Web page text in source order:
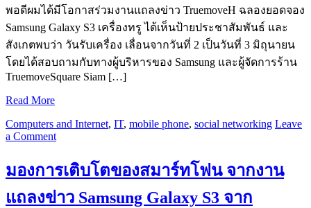
พอดีผมได้มีโอกาสร่วมงานแถลงข่าว TruemoveH ฉลองยอดจอง
Samsung Galaxy S3 เครื่องทรู ได้เห็นป้ายประชาสัมพันธ์ และ
สังเกตพบว่า วันรับเครื่อง เลื่อนจากวันที่ 2 เป็นวันที่ 3 มิถุนายน
โดยได้สอบถามกับทางผู้บริหารของ Samsung และผู้จัดการร้าน
TruemoveSquare Siam […]
Read More
Computers and Internet, IT, mobile phone, social networking Leave
a Comment
มองการเติบโตของสมาร์ทโฟน จากงาน
แถลงข่าว Samsung Galaxy S3 จาก